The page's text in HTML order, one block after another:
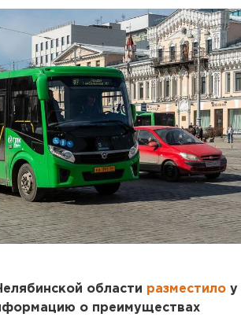
области разместило у
о преимуществах